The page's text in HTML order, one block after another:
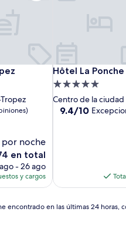
por noche
en total
- 26 ago
y cargos
Hôtel La Ponche
Hôtel La Ponche
Propiedad
de
5.0
Centro de la
9.4
9.4/10
encontrado en las últimas 24 horas,